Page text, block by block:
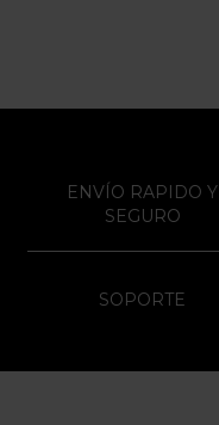
ENVÍO RAPIDO Y
SEGURO
SOPORTE